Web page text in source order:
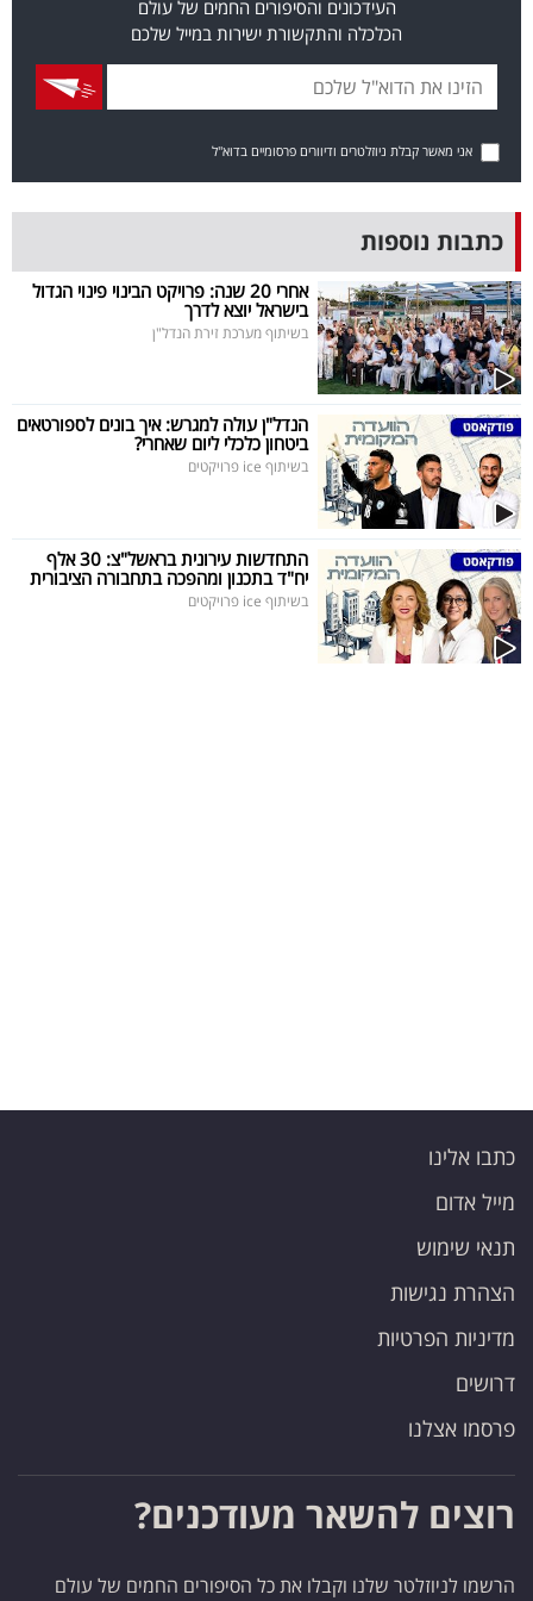
שיתופי
פעולה
דרושים
ניוזלטרים
מייל
אדום
פרסמו
באייס
עקבו
העידכונים והסיפורים החמים של עולם
הכלכלה והתקשורת ישירות במייל שלכם
אני מאשר קבלת ניוזלטרים ודיוורים פרסומיים בדוא"ל
כתבות נוספות
אחרי 20 שנה: פרויקט הבינוי פינוי הגדול
בישראל יוצא לדרך
בשיתוף מערכת זירת הנדל"ן
הנדל"ן עולה למגרש: איך בונים לספורטאים
ביטחון כלכלי ליום שאחרי?
בשיתוף ice פרויקטים
התחדשות עירונית בראשל"צ: 30 אלף
יח"ד בתכנון ומהפכה בתחבורה הציבורית
בשיתוף ice פרויקטים
כתבו אלינו
מייל אדום
תנאי שימוש
הצהרת נגישות
מדיניות הפרטיות
דרושים
פרסמו אצלנו
רוצים להשאר מעודכנים?
הרשמו לניוזלטר שלנו וקבלו את כל הסיפורים החמים של עולם